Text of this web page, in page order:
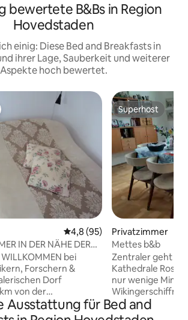
bewertete B&Bs in Region
Hovedstaden
einig: Diese Bed and Breakfasts in
ihrer Lage, Sauberkeit und weiterer
Aspekte hoch bewertet.
Durchschnittliche
4,8 (95)
IN DER NÄHE DER
WILLKOMMEN bei
Forschern &
von der
ROSKILDE, 3 km von
(RUC) sowie
Superhost
Superhost
Privatzimmer
Mettes b&b
Zentraler geht es
Kathedrale
nur wenige
Stadtpark
ruhig und
Ausstattung für Bed and